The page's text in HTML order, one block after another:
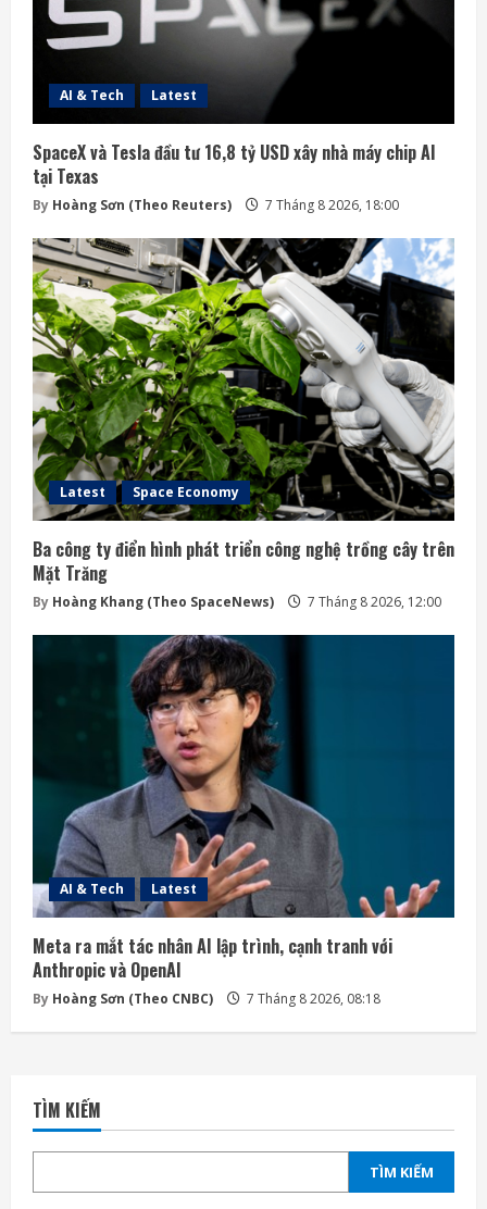
AI & Tech Latest
SpaceX và Tesla đầu tư 16,8 tỷ USD xây nhà máy chip AI
tại Texas
By Hoàng Sơn (Theo Reuters) 7 Tháng 8 2026, 18:00
Latest Space Economy
Ba công ty điển hình phát triển công nghệ trồng cây trên
Mặt Trăng
By Hoàng Khang (Theo SpaceNews) 7 Tháng 8 2026, 12:00
AI & Tech Latest
Meta ra mắt tác nhân AI lập trình, cạnh tranh với
Anthropic và OpenAI
By Hoàng Sơn (Theo CNBC) 7 Tháng 8 2026, 08:18
TÌM KIẾM
TÌM KIẾM